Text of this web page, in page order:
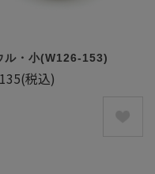
ル・小(W126-153)
(税込)